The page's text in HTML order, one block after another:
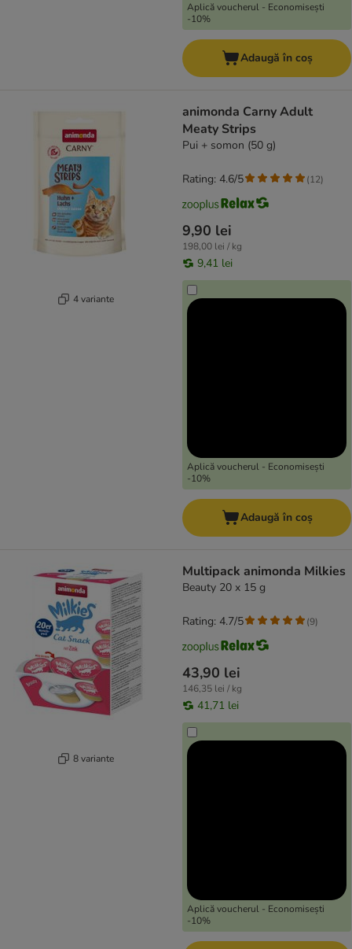
Aplică voucherul - Economisești
-10%
Adaugă în coș
4 variante
animonda Carny Adult
Meaty Strips
Pui + somon (50 g)
9,90 lei
198,00 lei / kg
9,41 lei
Aplică voucherul - Economisești
-10%
Rating: 4.6/5 (12)
Adaugă în coș
8 variante
Multipack animonda Milkies
Beauty 20 x 15 g
43,90 lei
146,35 lei / kg
41,71 lei
Aplică voucherul - Economisești
-10%
Rating: 4.7/5 (9)